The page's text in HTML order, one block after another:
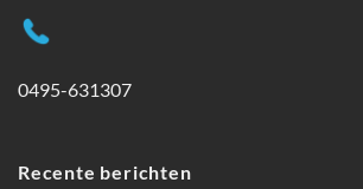
0495-631307
Recente berichten